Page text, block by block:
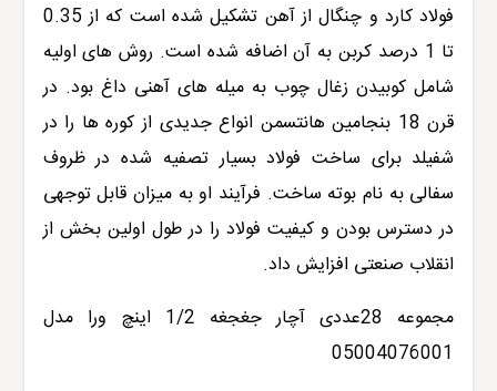
فولاد کارد و چنگال از آهن تشکیل شده است که از 0.35
تا 1 درصد کربن به آن اضافه شده است. روش های اولیه
شامل کوبیدن زغال چوب به میله های آهنی داغ بود. در
قرن 18 بنجامین هانتسمن انواع جدیدی از کوره ها را در
شفیلد برای ساخت فولاد بسیار تصفیه شده در ظروف
سفالی به نام بوته ساخت. فرآیند او به میزان قابل توجهی
در دسترس بودن و کیفیت فولاد را در طول اولین بخش از
انقلاب صنعتی افزایش داد.
مجموعه 28عددی آچار جغجغه 1/2 اینچ ورا مدل
05004076001